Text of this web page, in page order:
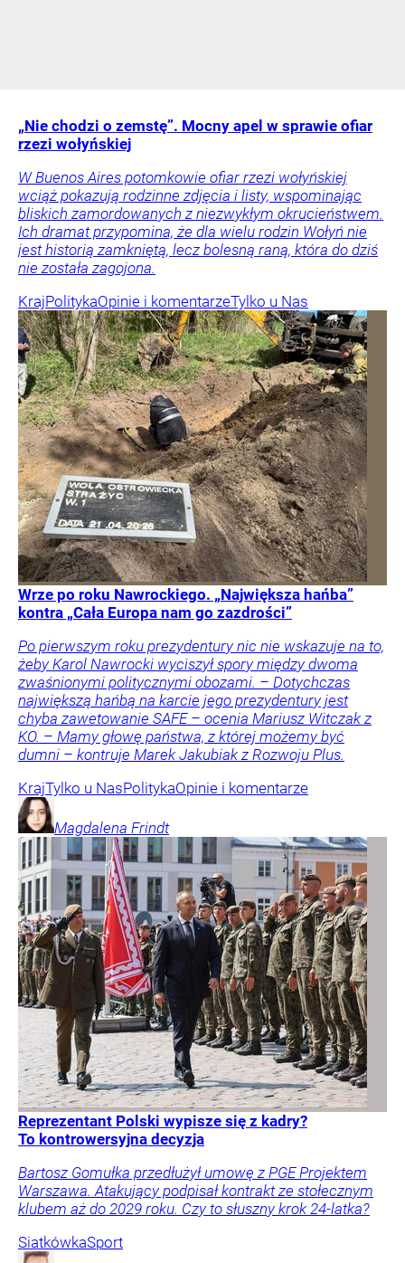
„Nie chodzi o zemstę”. Mocny apel w sprawie ofiar
rzezi wołyńskiej
W Buenos Aires potomkowie ofiar rzezi wołyńskiej
wciąż pokazują rodzinne zdjęcia i listy, wspominając
bliskich zamordowanych z niezwykłym okrucieństwem.
Ich dramat przypomina, że dla wielu rodzin Wołyń nie
jest historią zamkniętą, lecz bolesną raną, która do dziś
nie została zagojona.
KrajPolitykaOpinie i komentarzeTylko u Nas
Wrze po roku Nawrockiego. „Największa hańba”
kontra „Cała Europa nam go zazdrości”
Po pierwszym roku prezydentury nic nie wskazuje na to,
żeby Karol Nawrocki wyciszył spory między dwoma
zwaśnionymi politycznymi obozami. – Dotychczas
największą hańbą na karcie jego prezydentury jest
chyba zawetowanie SAFE – ocenia Mariusz Witczak z
KO. – Mamy głowę państwa, z której możemy być
dumni – kontruje Marek Jakubiak z Rozwoju Plus.
KrajTylko u NasPolitykaOpinie i komentarze
Magdalena Frindt
Reprezentant Polski wypisze się z kadry?
To kontrowersyjna decyzja
Bartosz Gomułka przedłużył umowę z PGE Projektem
Warszawa. Atakujący podpisał kontrakt ze stołecznym
klubem aż do 2029 roku. Czy to słuszny krok 24-latka?
SiatkówkaSport